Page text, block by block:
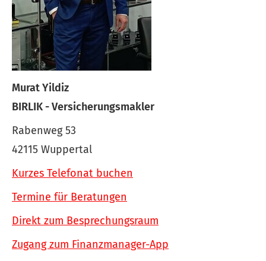
Murat Yildiz
BIRLIK - Ver­sicherungs­makler
Rabenweg 53
42115 Wuppertal
Kurzes Telefonat buchen
Termine für Beratungen
Direkt zum Besprechungsraum
Zugang zum Finanzmanager-App